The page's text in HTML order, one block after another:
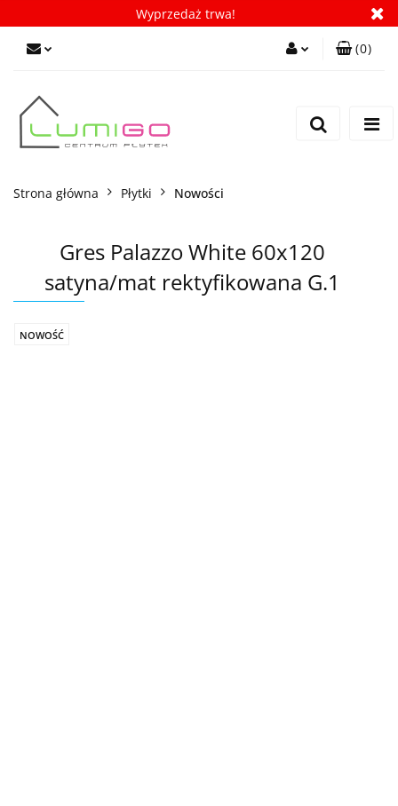
Wyprzedaż trwa!
(0)
Strona główna Płytki Nowości
Gres Palazzo White 60x120
satyna/mat rektyfikowana G.1
NOWOŚĆ